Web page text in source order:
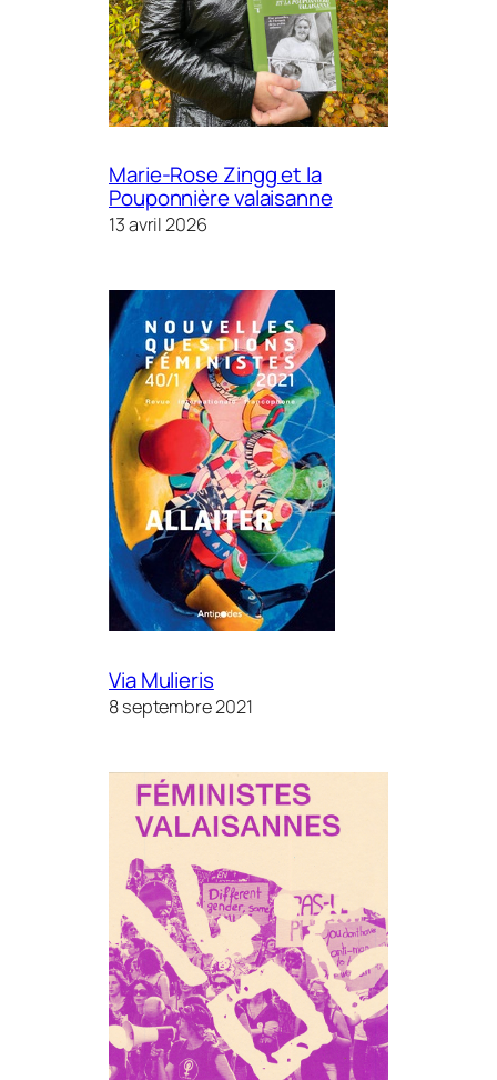
Marie-Rose Zingg et la
Pouponnière valaisanne
13 avril 2026
Via Mulieris
8 septembre 2021